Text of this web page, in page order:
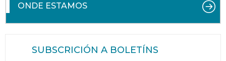
ONDE ESTAMOS
SUBSCRICIÓN A BOLETÍNS